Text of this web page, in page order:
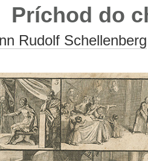
Príchod do
Rudolf Schellenberg